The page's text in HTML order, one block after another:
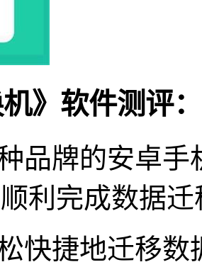
》软件测评：
品牌的安卓
利完成数据迁
快捷地迁移